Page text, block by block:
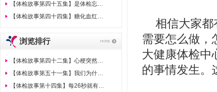
相信大家
需要怎么做，
大健康体检中
的事情发生。
【体检故事第四十五集】是体检忘了我 还是我忘了体检
【体检故事第四十四集】糖化血红蛋白的六大真相！
浏览排行
【体检故事第四十二集】心梗突然发作，你该怎么做？
【体检故事第五十一集】我们为什么要把胸部DR片升级为胸部CT?
【体检故事第十四集】每26秒就有一名女性患乳腺癌，如何防治一定要记住！